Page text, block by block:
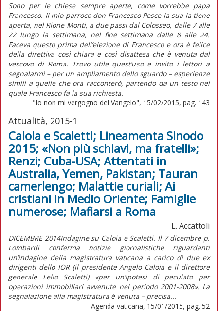
Sono per le chiese sempre aperte, come vorrebbe papa
Francesco. Il mio parroco don Francesco Pesce la sua la tiene
aperta, nel Rione Monti, a due passi dal Colosseo, dalle 7 alle
22 lungo la settimana, nel fine settimana dalle 8 alle 24.
Faceva questo prima dell’elezione di Francesco e ora è felice
della direttiva così chiara e così disattesa che è venuta dal
vescovo di Roma. Trovo utile quest’uso e invito i lettori a
segnalarmi – per un ampliamento dello sguardo – esperienze
simili a quelle che ora racconterò, partendo da un testo nel
quale Francesco fa la sua richiesta.
"Io non mi vergogno del Vangelo", 15/02/2015, pag. 143
Attualità, 2015-1
Caloia e Scaletti; Lineamenta Sinodo
2015; «Non più schiavi, ma fratelli»;
Renzi; Cuba-USA; Attentati in
Australia, Yemen, Pakistan; Tauran
camerlengo; Malattie curiali; Ai
cristiani in Medio Oriente; Famiglie
numerose; Mafiarsi a Roma
L. Accattoli
DICEMBRE 2014Indagine su Caloia e Scaletti. Il 7 dicembre p.
Lombardi conferma notizie giornalistiche riguardanti
un’indagine della magistratura vaticana a carico di due ex
dirigenti dello IOR (il presidente Angelo Caloia e il direttore
generale Lelio Scaletti) «per un’ipotesi di peculato per
operazioni immobiliari avvenute nel periodo 2001-2008». La
segnalazione alla magistratura è venuta – precisa...
Agenda vaticana, 15/01/2015, pag. 52